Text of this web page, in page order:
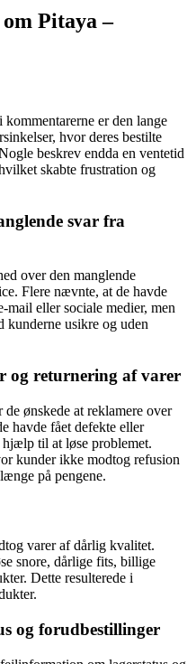
Pitaya –
er den lange
hvor deres bestilte
beskrev endda en ventetid
skabte frustration og
svar fra
over den manglende
Flere nævnte, at de havde
mail eller sociale medier, men
kunderne usikre og uden
og returnering af varer
ønskede at reklamere over
havde fået defekte eller
til at løse problemet.
kunder ikke modtog refusion
på pengene.
varer af dårlig kvalitet.
snore, dårlige fits, billige
Dette resulterede i
og forudbestillinger